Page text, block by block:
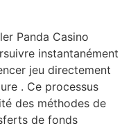
Panda Casino
instantanément
jeu directement
. Ce processus
des méthodes de
de fonds